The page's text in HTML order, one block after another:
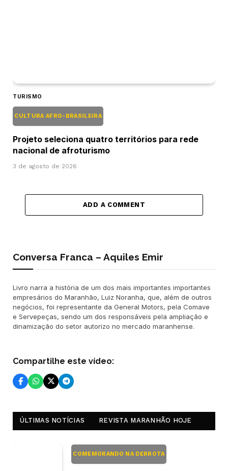
TURISMO
CULTURA AFRO-BRASILEIRA
Projeto seleciona quatro territórios para rede
nacional de afroturismo
3 de agosto de 2026
ADD A COMMENT
Conversa Franca – Aquiles Emir
Livro narra a história de um dos mais importantes importantes
empresários do Maranhão, Luiz Noranha, que, além de outros
negócios, foi representante da General Motors, pela Comave
e Servepeças, sendo um dos responsáveis pela ampliação e
dinamização do setor autorizo no mercado maranhense.
Compartilhe este vídeo:
ÚLTIMAS NOTÍCIAS REVISTA MARANHÃO HOJE
COMEMORANDO NA DERROTA